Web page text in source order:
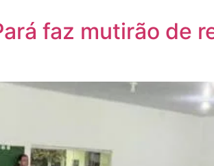
faz mutirão de